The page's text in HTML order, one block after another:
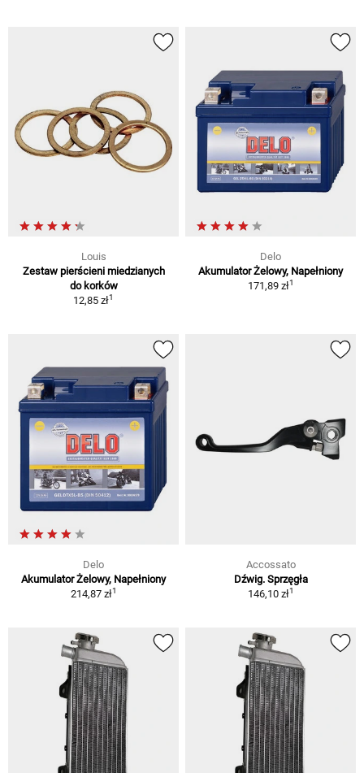
Louis
Zestaw pierścieni miedzianych
do korków
12,85 zł1
Delo
Akumulator Żelowy, Napełniony
171,89 zł1
Delo
Akumulator Żelowy, Napełniony
214,87 zł1
Accossato
Dźwig. Sprzęgła
146,10 zł1